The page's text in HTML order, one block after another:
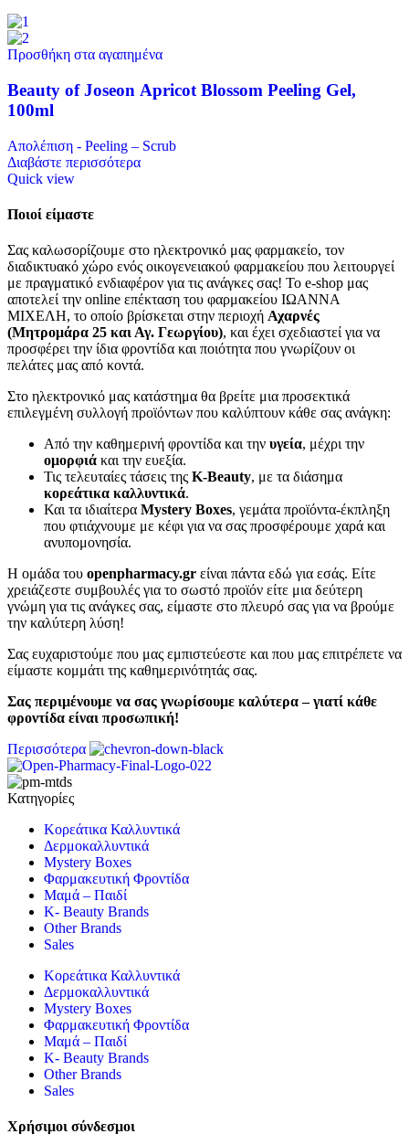
Προσθήκη στα αγαπημένα
Beauty of Joseon Apricot Blossom Peeling Gel,
100ml
Απολέπιση - Peeling – Scrub
Διαβάστε περισσότερα
Quick view
Ποιοί είμαστε
Σας καλωσορίζουμε στο ηλεκτρονικό μας φαρμακείο, τον
διαδικτυακό χώρο ενός οικογενειακού φαρμακείου που λειτουργεί
με πραγματικό ενδιαφέρον για τις ανάγκες σας! Το e-shop μας
αποτελεί την online επέκταση του φαρμακείου ΙΩΑΝΝΑ
ΜΙΧΕΛΗ, το οποίο βρίσκεται στην περιοχή Αχαρνές
(Μητρομάρα 25 και Αγ. Γεωργίου), και έχει σχεδιαστεί για να
προσφέρει την ίδια φροντίδα και ποιότητα που γνωρίζουν οι
πελάτες μας από κοντά.
Στο ηλεκτρονικό μας κατάστημα θα βρείτε μια προσεκτικά
επιλεγμένη συλλογή προϊόντων που καλύπτουν κάθε σας ανάγκη:
Από την καθημερινή φροντίδα και την υγεία, μέχρι την
ομορφιά και την ευεξία.
Τις τελευταίες τάσεις της K-Beauty, με τα διάσημα
κορεάτικα καλλυντικά.
Και τα ιδιαίτερα Mystery Boxes, γεμάτα προϊόντα-έκπληξη
που φτιάχνουμε με κέφι για να σας προσφέρουμε χαρά και
ανυπομονησία.
Η ομάδα του openpharmacy.gr είναι πάντα εδώ για εσάς. Είτε
χρειάζεστε συμβουλές για το σωστό προϊόν είτε μια δεύτερη
γνώμη για τις ανάγκες σας, είμαστε στο πλευρό σας για να βρούμε
την καλύτερη λύση!
Σας ευχαριστούμε που μας εμπιστεύεστε και που μας επιτρέπετε να
είμαστε κομμάτι της καθημερινότητάς σας.
Σας περιμένουμε να σας γνωρίσουμε καλύτερα – γιατί κάθε
φροντίδα είναι προσωπική!
Περισσότερα
Κατηγορίες
Κορεάτικα Καλλυντικά
Δερμοκαλλυντικά
Mystery Boxes
Φαρμακευτική Φροντίδα
Μαμά – Παιδί
K- Beauty Brands
Other Brands
Sales
Κορεάτικα Καλλυντικά
Δερμοκαλλυντικά
Mystery Boxes
Φαρμακευτική Φροντίδα
Μαμά – Παιδί
K- Beauty Brands
Other Brands
Sales
Χρήσιμοι σύνδεσμοι